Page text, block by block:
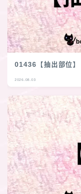
01436【抽出部位
2026.08.03